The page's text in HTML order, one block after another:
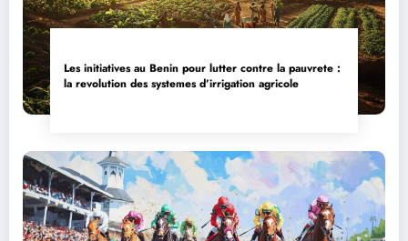
Les initiatives au Benin pour lutter contre la pauvrete :
la revolution des systemes d’irrigation agricole